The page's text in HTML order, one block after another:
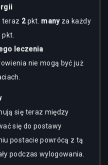
teraz 2pkt. manyza każdy
leczenia
nie mogą być już
się teraz między
się do postawy
postacie powrócą z tą
podczas wylogowania.